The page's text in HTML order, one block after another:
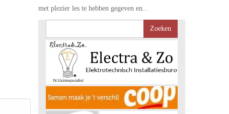
met plezier les te hebben gegeven en...
naar: